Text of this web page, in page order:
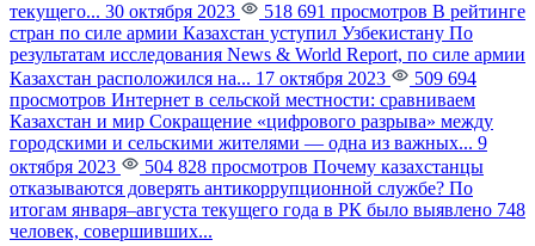
текущего... 30 октября 2023 518 691 просмотров В рейтинге
стран по силе армии Казахстан уступил Узбекистану По
результатам исследования News & World Report, по силе армии
Казахстан расположился на... 17 октября 2023
509 694
просмотров Интернет в сельской местности: сравниваем
Казахстан и мир Сокращение «цифрового разрыва» между
городскими и сельскими жителями — одна из важных... 9
октября 2023
504 828 просмотров Почему казахстанцы
отказываются доверять антикоррупционной службе? По
итогам января–августа текущего года в РК было выявлено 748
человек, совершивших...